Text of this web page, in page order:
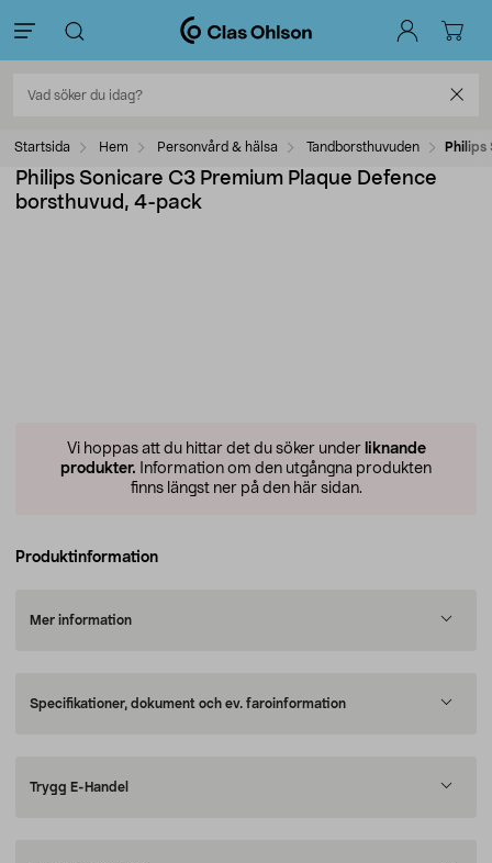
Startsida Hem Personvård & hälsa Tandborsthuvuden Philips
Philips Sonicare C3 Premium Plaque Defence
borsthuvud, 4-pack
Vi hoppas att du hittar det du söker under liknande
produkter. Information om den utgångna produkten
finns längst ner på den här sidan.
Produktinformation
Mer information
Specifikationer, dokument och ev. faroinformation
Trygg E-Handel